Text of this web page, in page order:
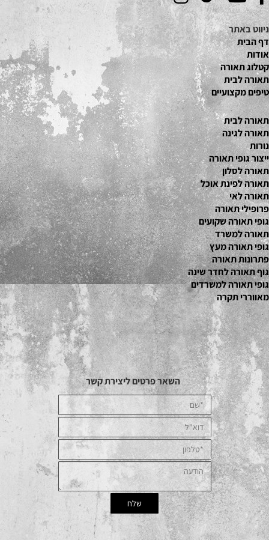
ניווט באתר
דף הבית
אודות
קטלוג תאורה
תאורה לבית
טיפים מקצועיים
תאורה לבית
תאורה לגינה
נורות
ייצור גופי תאורה
תאורה לסלון
תאורה לפינת אוכל
תאורה לאי
פרופילי תאורה
גופי תאורה שקועים
תאורה למשרד
גופי תאורה מעץ
פתרונות תאורה
גוף תאורה לחדר שינה
גופי תאורה למשרדים
מאווררי תקרה
השאר פרטים ליצירת קשר